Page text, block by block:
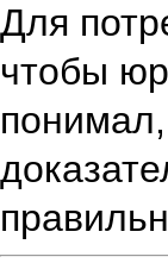
Для
чтобы